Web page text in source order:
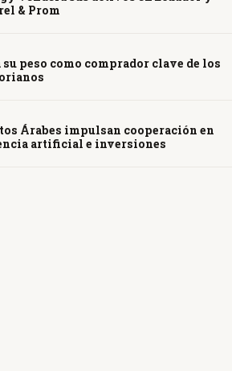
& Prom
peso como comprador clave de los
Árabes impulsan cooperación en
artificial e inversiones